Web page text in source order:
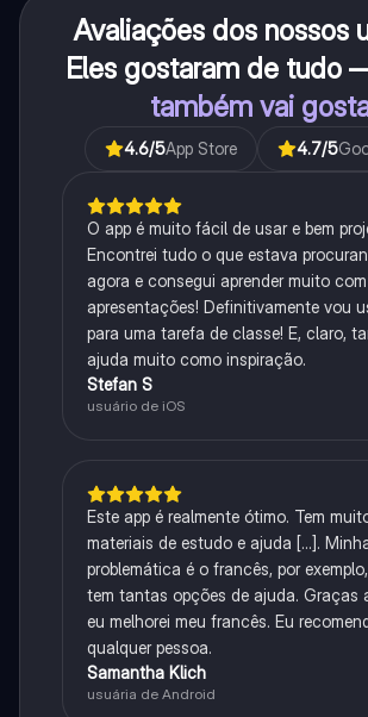
Avaliações dos nossos
Eles gostaram de tudo
também vai
4.6/5App Store 4.7/5
O app é muito fácil de usar e bem
Encontrei tudo o que estava
agora e consegui aprender muito
apresentações! Definitivamente vou
para uma tarefa de classe! E, claro,
ajuda muito como inspiração.
Stefan S
usuário de iOS
Este app é realmente ótimo. Tem
materiais de estudo e ajuda [...].
problemática é o francês, por
tem tantas opções de ajuda. Graças
eu melhorei meu francês. Eu
qualquer pessoa.
Samantha Klich
usuária de Android